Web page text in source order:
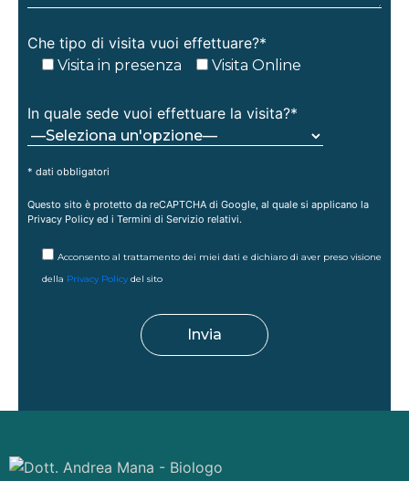
Che tipo di visita vuoi effettuare?*
Visita in presenza Visita Online
In quale sede vuoi effettuare la visita?*
* dati obbligatori
Questo sito è protetto da reCAPTCHA di Google, al quale si applicano la
Privacy Policy ed i Termini di Servizio relativi.
Acconsento al trattamento dei miei dati e dichiaro di aver preso visione
della Privacy Policydel sito